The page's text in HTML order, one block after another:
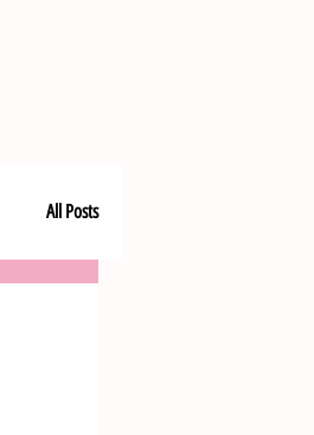
All Posts